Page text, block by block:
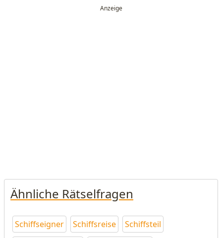
Ähnliche Rätselfragen
Schiffseigner Schiffsreise
Schiffsteil